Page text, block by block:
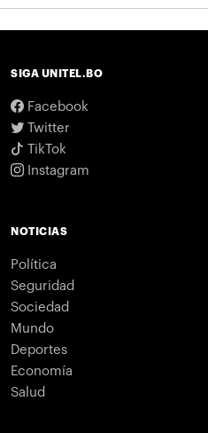
SIGA UNITEL.BO
Facebook
Twitter
TikTok
Instagram
NOTICIAS
Política
Seguridad
Sociedad
Mundo
Deportes
Economía
Salud